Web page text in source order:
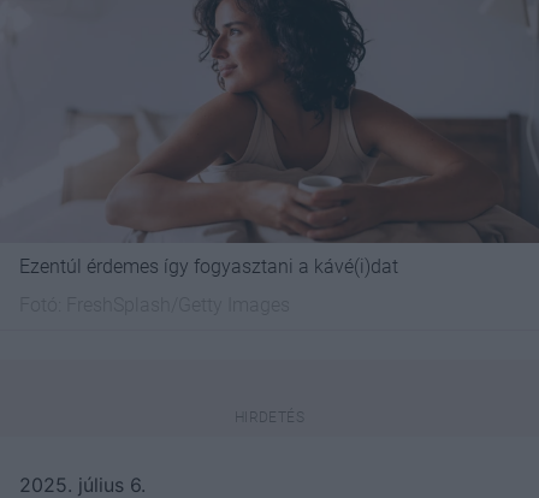
Ezentúl érdemes így fogyasztani a kávé(i)dat
2025. július 6.